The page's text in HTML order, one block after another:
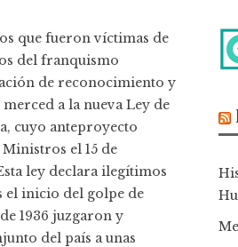
que fueron víctimas de
del franquismo
de reconocimiento y
a la nueva Ley de
cuyo anteproyecto
el 15 de
ley declara ilegítimos
el inicio del golpe de
1936 juzgaron y
del país a unas